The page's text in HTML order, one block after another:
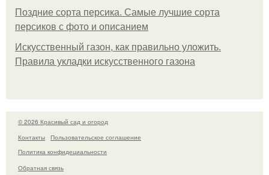
Поздние сорта персика. Самые лучшие сорта
персиков с фото и описанием
Искусственный газон, как правильно уложить.
Правила укладки искусственного газона
© 2026 Красивый сад и огород
Контакты
Пользовательское соглашение
Политика конфидециальности
Обратная связь